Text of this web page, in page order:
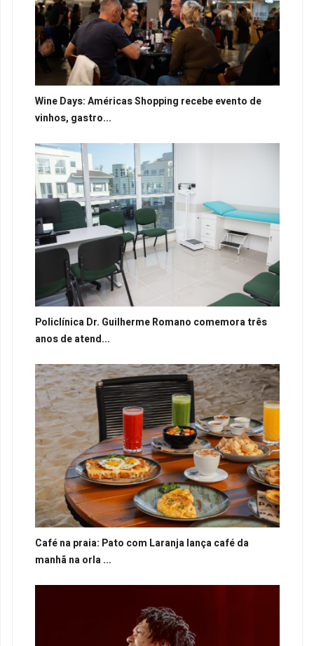
Wine Days: Américas Shopping recebe evento de
vinhos, gastro...
Policlínica Dr. Guilherme Romano comemora três
anos de atend...
Café na praia: Pato com Laranja lança café da
manhã na orla ...